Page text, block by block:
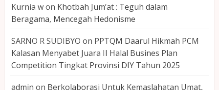
Kurnia won Khotbah Jum’at : Teguh dalam
Beragama, Mencegah Hedonisme
SARNO R SUDIBYO on PPTQM Daarul Hikmah PCM
Kalasan Menyabet Juara II Halal Busines Plan
Competition Tingkat Provinsi DIY Tahun 2025
admin on Berkolaborasi Untuk Kemaslahatan Umat,